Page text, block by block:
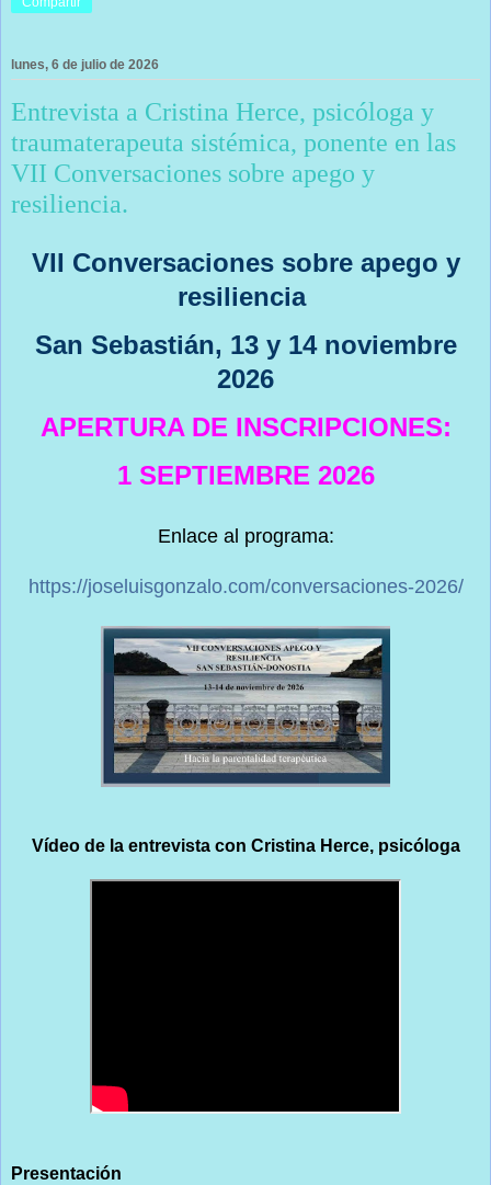
lunes, 6 de julio de 2026
Entrevista a Cristina Herce, psicóloga y
traumaterapeuta sistémica, ponente en las
VII Conversaciones sobre apego y
resiliencia.
VII Conversaciones sobre apego y
resiliencia
San Sebastián, 13 y 14 noviembre
2026
APERTURA DE INSCRIPCIONES:
1 SEPTIEMBRE 2026
Enlace al programa:
https://joseluisgonzalo.com/conversaciones-2026/
Vídeo de la entrevista con Cristina Herce, psicóloga
Presentación